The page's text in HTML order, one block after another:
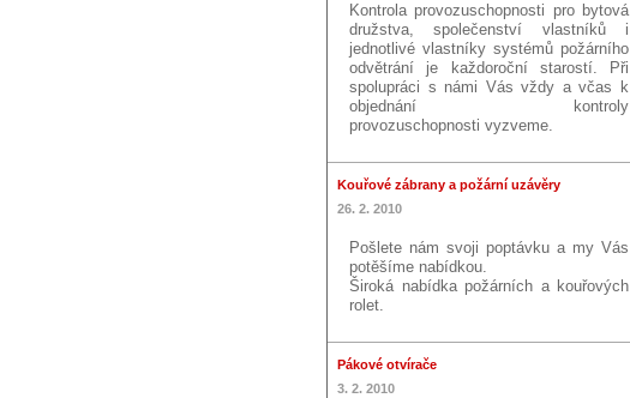
Kontrola provozuschopnosti pro bytová
družstva, společenství vlastníků i
jednotlivé vlastníky systémů požárního
odvětrání je každoroční starostí. Při
spolupráci s námi Vás vždy a včas k
objednání kontroly
provozuschopnosti vyzveme.
Kouřové zábrany a požární uzávěry
26. 2. 2010
Pošlete nám svoji poptávku a my Vás
potěšíme nabídkou.
Široká nabídka požárních a kouřových
rolet.
Pákové otvírače
3. 2. 2010